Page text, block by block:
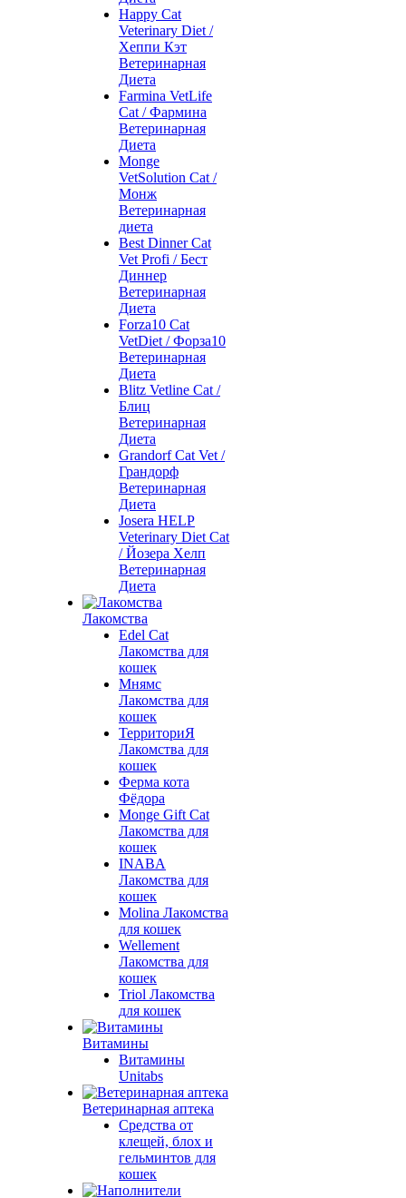
Happy Cat
Veterinary Diet /
Хеппи Кэт
Ветеринарная
Диета
Farmina VetLife
Cat / Фармина
Ветеринарная
Диета
Monge
VetSolution Cat /
Монж
Ветеринарная
диета
Best Dinner Cat
Vet Profi / Бест
Диннер
Ветеринарная
Диета
Forza10 Cat
VetDiet / Форза10
Ветеринарная
Диета
Blitz Vetline Cat /
Блиц
Ветеринарная
Диета
Grandorf Cat Vet /
Грандорф
Ветеринарная
Диета
Josera HELP
Veterinary Diet Cat
/ Йозера Хелп
Ветеринарная
Диета
Лакомства
Edel Cat
Лакомства для
кошек
Мнямс
Лакомства для
кошек
ТерриториЯ
Лакомства для
кошек
Ферма кота
Фёдора
Monge Gift Cat
Лакомства для
кошек
INABA
Лакомства для
кошек
Molina Лакомства
для кошек
Wellement
Лакомства для
кошек
Triol Лакомства
для кошек
Витамины
Витамины
Unitabs
Ветеринарная аптека
Средства от
клещей, блох и
гельминтов для
кошек